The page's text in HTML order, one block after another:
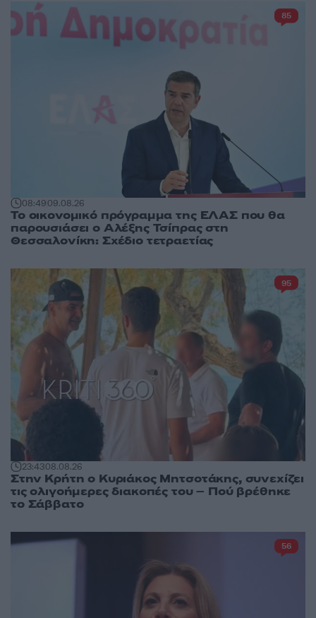
08:4909.08.26
Το οικονομικό πρόγραμμα της ΕΛΑΣ που θα
παρουσιάσει ο Αλέξης Τσίπρας στη
Θεσσαλονίκη: Σχέδιο τετραετίας
85
23:4308.08.26
Στην Κρήτη ο Κυριάκος Μητσοτάκης, συνεχίζει
τις ολιγοήμερες διακοπές του – Πού βρέθηκε
το Σάββατο
95
56